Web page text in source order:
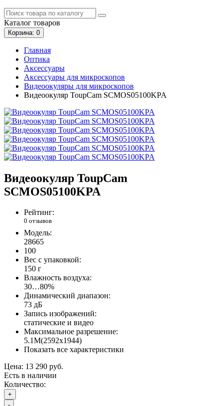
Каталог товаров
Корзина: 0
Главная
Оптика
Аксессуары
Аксессуары для микроскопов
Видеоокуляры для микроскопов
Видеоокуляр ToupCam SCMOS05100KPA
Видеоокуляр ToupCam
SCMOS05100KPA
Рейтинг:
0 отзывов
Модель:
28665
100
Вес с упаковкой:
150 г
Влажность воздуха:
30…80%
Динамический диапазон:
73 дБ
Запись изображений:
статические и видео
Максимальное разрешение:
5.1M(2592x1944)
Показать все характеристики
Цена: 13 290 руб.
Есть в наличии
Количество:
+